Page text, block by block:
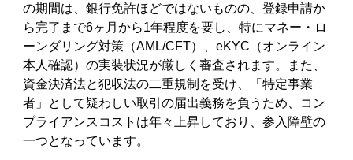
の期間は、銀行免許ほどではないものの、登録申請か
ら完了まで6ヶ月から1年程度を要し、特にマネー・ロ
ーンダリング対策（AML/CFT）、eKYC（オンライン
本人確認）の実装状況が厳しく審査されます。また、
資金決済法と犯収法の二重規制を受け、「特定事業
者」として疑わしい取引の届出義務を負うため、コン
プライアンスコストは年々上昇しており、参入障壁の
一つとなっています。